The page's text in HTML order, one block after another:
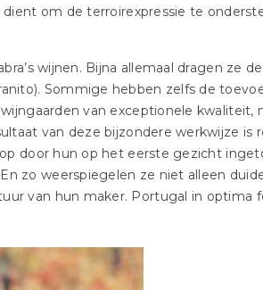
om de terroirexpressie te
wijnen. Bijna allemaal dragen ze
Sommige hebben zelfs de
van exceptionele kwaliteit,
van deze bijzondere werkwijze is
door hun op het eerste gezicht
zo weerspiegelen ze niet alleen
van hun maker. Portugal in optima